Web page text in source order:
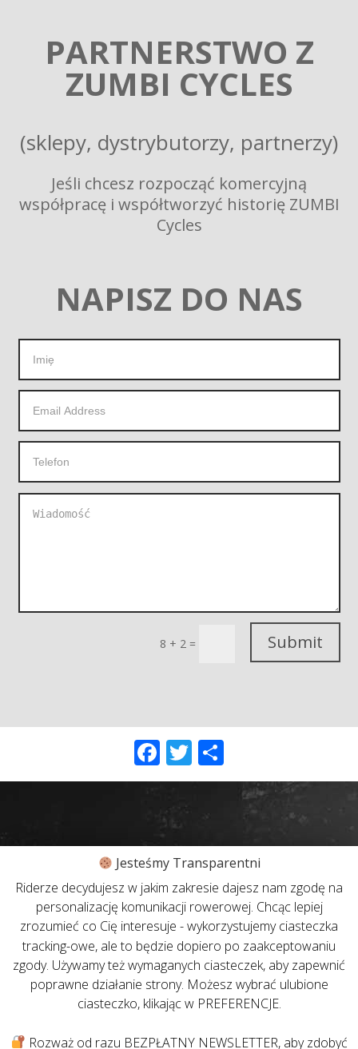
PARTNERSTWO Z
ZUMBI CYCLES
(sklepy, dystrybutorzy, partnerzy)
Jeśli chcesz rozpocząć komercyjną
współpracę i współtworzyć historię ZUMBI
Cycles
NAPISZ DO NAS
8 + 2= Submit
Facebook
Twitter
Jesteśmy Transparentni
Riderze decydujesz w jakim zakresie dajesz nam zgodę na
personalizację komunikacji rowerowej. Chcąc lepiej
zrozumieć co Cię interesuje - wykorzystujemy ciasteczka
tracking-owe, ale to będzie dopiero po zaakceptowaniu
zgody. Używamy też wymaganych ciasteczek, aby zapewnić
poprawne działanie strony. Możesz wybrać ulubione
ciasteczko, klikając w PREFERENCJE.
Rozważ od razu BEZPŁATNY NEWSLETTER, aby zdobyć